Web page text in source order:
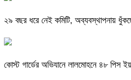
২৯ বছর ধরে নেই কমিটি, অব্যবস্থাপনায়
কোস্ট গার্ডের অভিযানে লালমোহনে ৪৮ পিস